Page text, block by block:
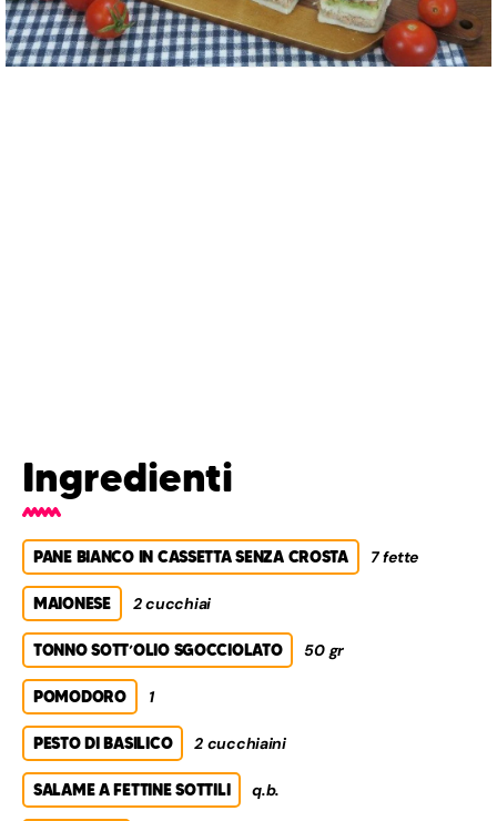
Ingredienti
PANE BIANCO IN CASSETTA SENZA CROSTA 7 fette
MAIONESE 2 cucchiai
TONNO SOTT’OLIO SGOCCIOLATO 50 gr
POMODORO 1
PESTO DI BASILICO 2 cucchiaini
SALAME A FETTINE SOTTILI q.b.